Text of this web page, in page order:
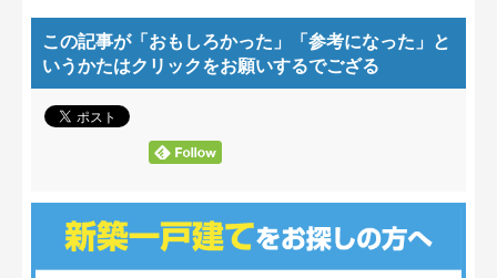
この記事が「おもしろかった」「参考になった」 と
いうかたはクリックをお願いするでござる